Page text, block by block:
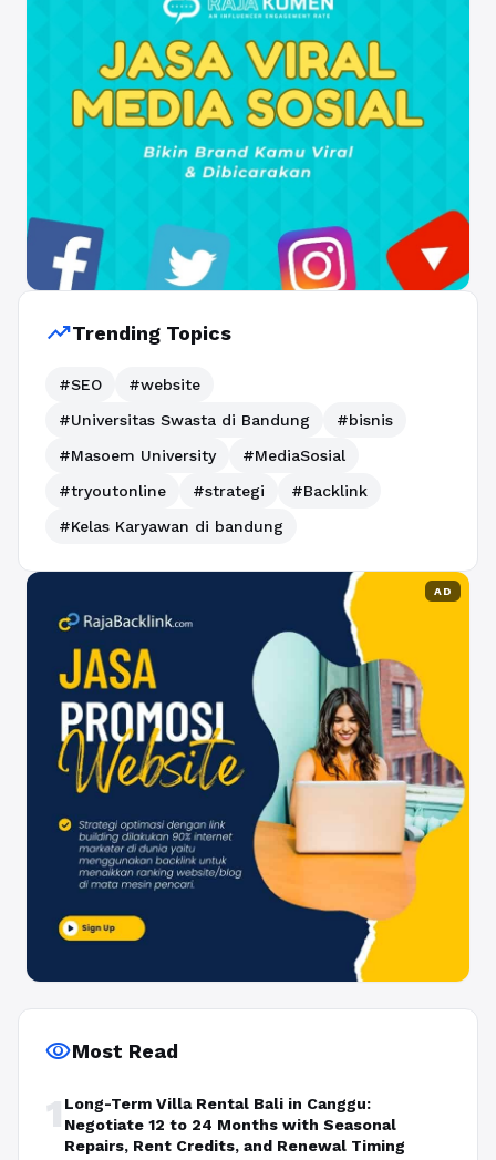
trending_upTrending Topics
#SEO
#website
#Universitas Swasta di Bandung
#bisnis
#Masoem University
#MediaSosial
#tryoutonline
#strategi
#Backlink
#Kelas Karyawan di bandung
AD
visibilityMost Read
1 Long-Term Villa Rental Bali in Canggu:
Negotiate 12 to 24 Months with Seasonal
Repairs, Rent Credits, and Renewal Timing